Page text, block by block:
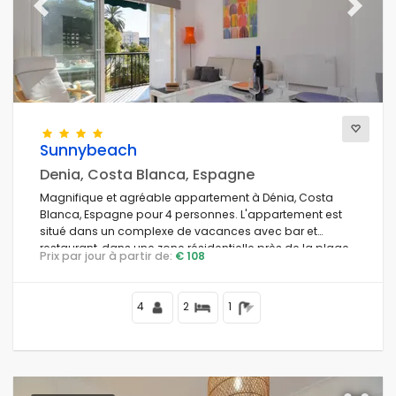
Previous Next
Sunnybeach
Denia, Costa Blanca, Espagne
Magnifique et agréable appartement à Dénia, Costa
Blanca, Espagne pour 4 personnes. L'appartement est
situé dans un complexe de vacances avec bar et
restaurant, dans une zone résidentielle près de la plage,
à proximité des commerces et supermarchés, à 2 km de
Prix par jour à partir de: € 108
4 2 1